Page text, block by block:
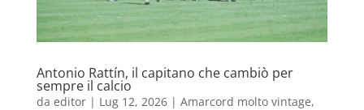
Antonio Rattín, il capitano che cambiò per
sempre il calcio
da editor| Lug 12, 2026| Amarcord molto vintage,